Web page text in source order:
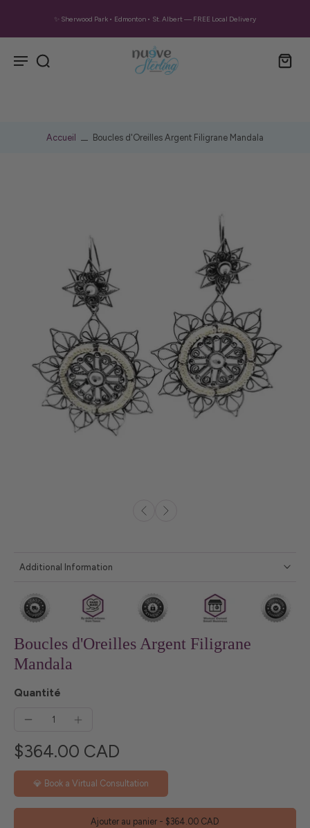
✨ Sherwood Park • Edmonton • St. Albert — FREE Local Delivery
Accueil Boucles d'Oreilles Argent Filigrane Mandala
Additional Information
Boucles d'Oreilles Argent Filigrane
Mandala
Quantité
$364.00 CAD
💎 Book a Virtual Consultation
Ajouter au panier - $364.00 CAD